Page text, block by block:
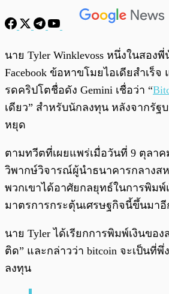
นาย Tyler Winklevoss หนึ่งในสอง
Facebook ข้อหาขโมยไอเดียสำเร็จ
รดคริปโตชื่อดัง Gemini เชื่อว่า “
เดียว” สำหรับนักลงทุน หลังจากรัฐ
หยุด
ตามทวีตที่เผยแพร่เมื่อวันที่ 9 ตุลาค
วิพากษ์วิจารณ์ผู้นำธนาคารกลางส
พวกเขาได้อาศัยกลยุทธ์ในการพิมพ์
มาตรการกระตุ้นเศรษฐกิจนี้ขึ้นมาอี
นาย Tyler ได้เรียกการพิมพ์เงินของ
ติด” และกล่าวว่า bitcoin จะเป็นที่พึ่
ลงทุน